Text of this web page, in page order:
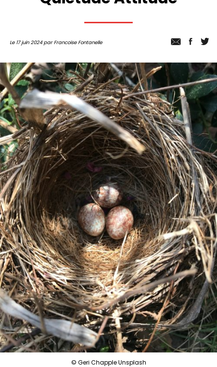
Le 17 juin 2024 par Francoise Fontanelle
© Geri Chapple Unsplash